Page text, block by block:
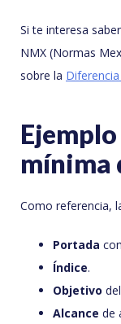
Si te interesa
NMX (Normas
sobre la
mínima
Como referencia,
Portada
Índice.
Objetivo
Alcance de